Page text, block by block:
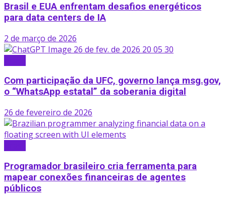
Brasil e EUA enfrentam desafios energéticos
para data centers de IA
2 de março de 2026
Com participação da UFC, governo lança msg.gov,
o “WhatsApp estatal” da soberania digital
26 de fevereiro de 2026
Programador brasileiro cria ferramenta para
mapear conexões financeiras de agentes
públicos